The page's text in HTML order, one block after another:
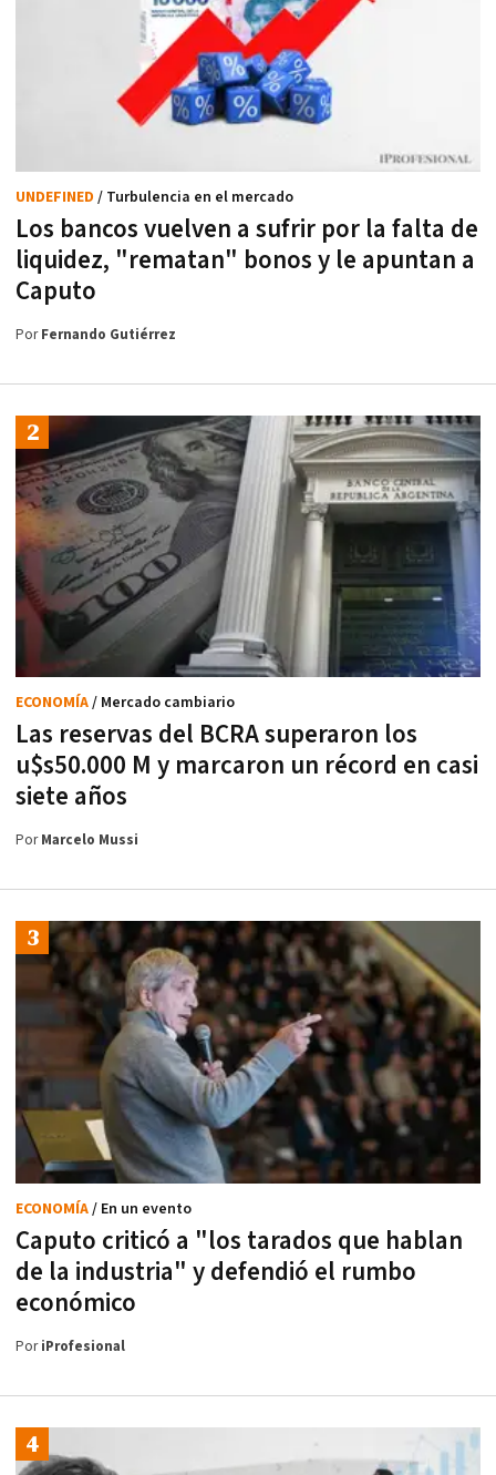
Los bancos vuelven a sufrir por la falta de
liquidez, "rematan" bonos y le apuntan a
Caputo
UNDEFINED / Turbulencia en el mercado
PorFernando Gutiérrez
Las reservas del BCRA superaron los
u$s50.000 M y marcaron un récord en casi
siete años
ECONOMÍA/ Mercado cambiario
PorMarcelo Mussi
Caputo criticó a "los tarados que hablan
de la industria" y defendió el rumbo
económico
ECONOMÍA/ En un evento
PoriProfesional